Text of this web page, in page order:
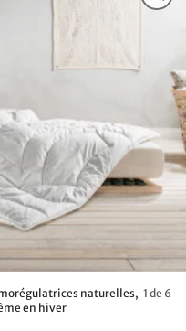
naturelles,
en hiver
1 de 6